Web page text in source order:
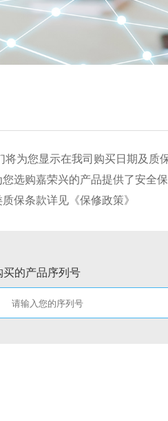
为您显示在我司购买日期及质
选购嘉荣兴的产品提供了安全
保条款详见《保修政策》
的产品序列号